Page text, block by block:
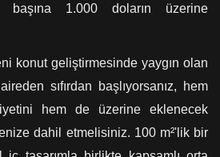
başına 1.000 doların üzerine
konut geliştirmesinde yaygın olan
sıfırdan başlıyorsanız, hem
hem de üzerine eklenecek
dahil etmelisiniz. 100 m²'lik bir